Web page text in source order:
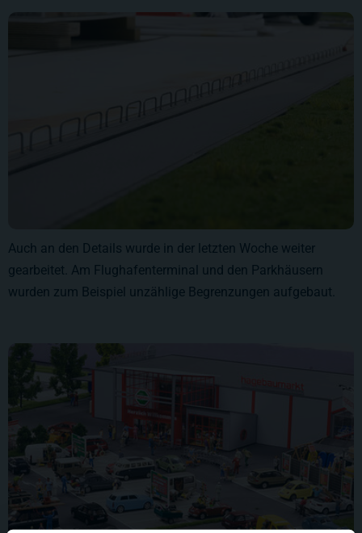
Auch an den Details wurde in der letzten Woche weiter
gearbeitet. Am Flughafenterminal und den Parkhäusern
wurden zum Beispiel unzählige Begrenzungen aufgebaut.